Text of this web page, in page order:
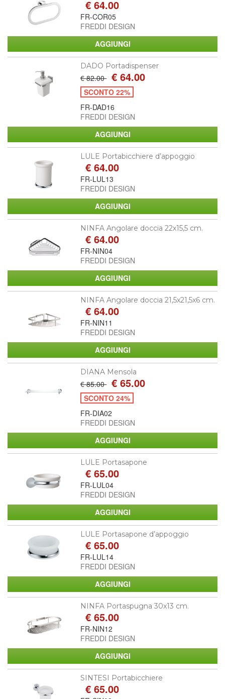
€ 64.00
FR-COR05
FREDDI DESIGN
DADO Portadispenser
€ 82.00 € 64.00
SCONTO 22%
FR-DAD16
FREDDI DESIGN
LULE Portabicchiere d’appoggio
€ 64.00
FR-LUL13
FREDDI DESIGN
NINFA Angolare doccia 22x15,5 cm.
€ 64.00
FR-NIN04
FREDDI DESIGN
NINFA Angolare doccia 21,5x21,5x6 cm.
€ 64.00
FR-NIN11
FREDDI DESIGN
DIANA Mensola
€ 85.00 € 65.00
SCONTO 24%
FR-DIA02
FREDDI DESIGN
LULE Portasapone
€ 65.00
FR-LUL04
FREDDI DESIGN
LULE Portasapone d’appoggio
€ 65.00
FR-LUL14
FREDDI DESIGN
NINFA Portaspugna 30x13 cm.
€ 65.00
FR-NIN12
FREDDI DESIGN
SINTESI Portabicchiere
€ 65.00